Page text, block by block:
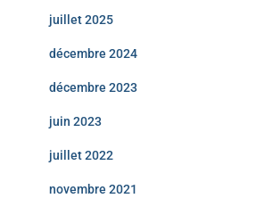
juillet 2025
décembre 2024
décembre 2023
juin 2023
juillet 2022
novembre 2021